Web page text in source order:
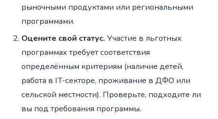
рыночными продуктами или региональными
программами.
Оцените свой статус. Участие в льготных
программах требует соответствия
определённым критериям (наличие детей,
работа в IT-секторе, проживание в ДФО или
сельской местности). Проверьте, подходите ли
вы под требования программы.